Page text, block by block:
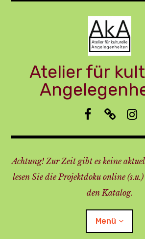
Atelier für
I
p
e
s
s
m
i
s
a
Achtung! Zur Zeit gibt es keine
lesen Sie die Projektdoku online
den Katalog.
Menü